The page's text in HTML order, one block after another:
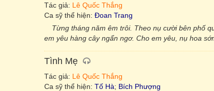
Tác giả: Lê Quốc Thắng
Ca sỹ thể hiện: Đoan Trang
Từng tháng năm êm trôi. Theo nụ cười bên phố
em yêu hàng cây ngẩn ngơ. Cho em yêu, nụ hoa
Tình Mẹ
Tác giả: Lê Quốc Thắng
Ca sỹ thể hiện: Tố Hà; Bích Phượng